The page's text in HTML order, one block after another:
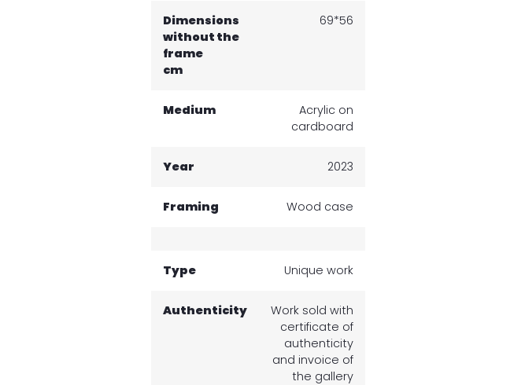
Dimensions
without the
frame
cm
69*56
Medium
Acrylic on
cardboard
Year 2023
Framing Wood case
Type Unique work
Authenticity
Work sold with
certificate of
authenticity
and invoice of
the gallery